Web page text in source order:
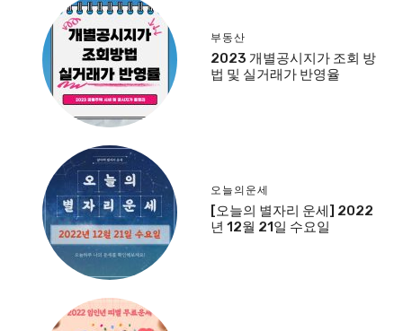
부동산
2023 개별공시지가 조회 방
법 및 실거래가 반영율
오늘의운세
[오늘의 별자리 운세] 2022
년 12월 21일 수요일